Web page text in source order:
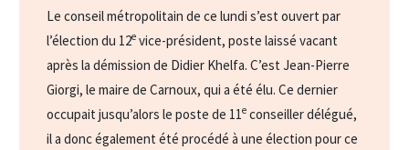
Le conseil métropolitain de ce lundi s’est ouvert par
l’élection du 12e vice-président, poste laissé vacant
après la démission de Didier Khelfa. C’est Jean-Pierre
Giorgi, le maire de Carnoux, qui a été élu. Ce dernier
occupait jusqu’alors le poste de 11e conseiller délégué,
il a donc également été procédé à une élection pour ce